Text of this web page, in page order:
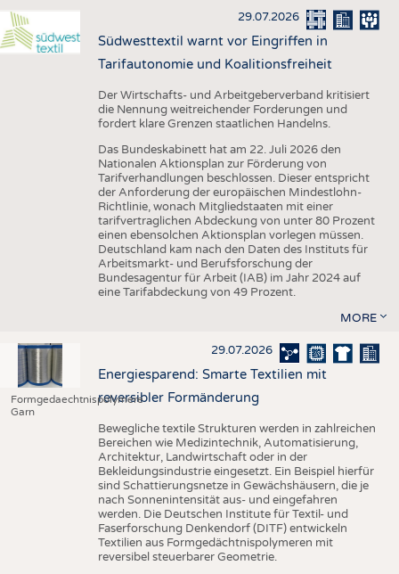
29.07.2026
Südwesttextil warnt vor Eingriffen in
Tarifautonomie und Koalitionsfreiheit
Der Wirtschafts- und Arbeitgeberverband kritisiert
die Nennung weitreichender Forderungen und
fordert klare Grenzen staatlichen Handelns.
Das Bundeskabinett hat am 22. Juli 2026 den
Nationalen Aktionsplan zur Förderung von
Tarifverhandlungen beschlossen. Dieser entspricht
der Anforderung der europäischen Mindestlohn-
Richtlinie, wonach Mitgliedstaaten mit einer
tarifvertraglichen Abdeckung von unter 80 Prozent
einen ebensolchen Aktionsplan vorlegen müssen.
Deutschland kam nach den Daten des Instituts für
Arbeitsmarkt- und Berufsforschung der
Bundesagentur für Arbeit (IAB) im Jahr 2024 auf
eine Tarifabdeckung von 49 Prozent.
MORE
Formgedaechtnispolymere
Garn
29.07.2026
Energiesparend: Smarte Textilien mit
reversibler Formänderung
Bewegliche textile Strukturen werden in zahlreichen
Bereichen wie Medizintechnik, Automatisierung,
Architektur, Landwirtschaft oder in der
Bekleidungsindustrie eingesetzt. Ein Beispiel hierfür
sind Schattierungsnetze in Gewächshäusern, die je
nach Sonnenintensität aus- und eingefahren
werden. Die Deutschen Institute für Textil- und
Faserforschung Denkendorf (DITF) entwickeln
Textilien aus Formgedächtnispolymeren mit
reversibel steuerbarer Geometrie.